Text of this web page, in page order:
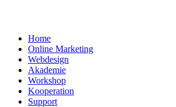
Home
Online Marketing
Webdesign
Akademie
Workshop
Kooperation
Support